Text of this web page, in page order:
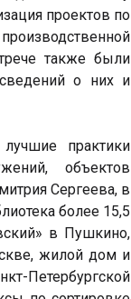
проектов по
также были
о них и
лучшие практики
объектов
Сергеева, в
более 15,5
в Пушкино,
жилой дом и
Петербургской